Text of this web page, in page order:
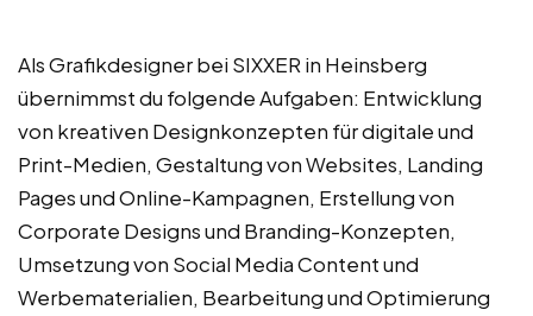
Als Grafikdesigner bei SIXXER in Heinsberg
übernimmst du folgende Aufgaben: Entwicklung
von kreativen Designkonzepten für digitale und
Print-Medien, Gestaltung von Websites, Landing
Pages und Online-Kampagnen, Erstellung von
Corporate Designs und Branding-Konzepten,
Umsetzung von Social Media Content und
Werbematerialien, Bearbeitung und Optimierung